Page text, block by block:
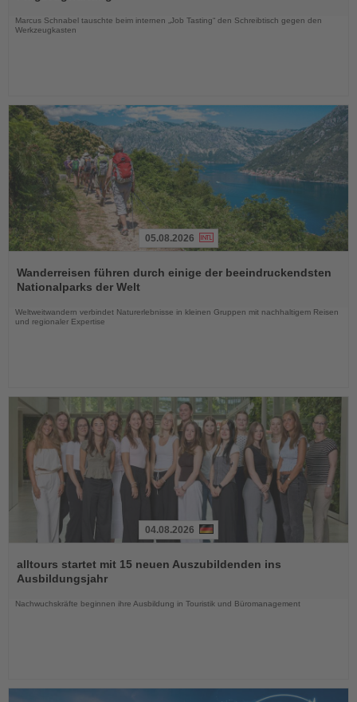
Nachrichten
Marcus Schnabel tauschte beim internen „Job Tasting“ den Schreibtisch gegen den
Werkzeugkasten
Sie
die
Nachrichten
05.08.2026
Wanderreisen führen durch einige der beeindruckendsten
Nationalparks der Welt
Weltweitwandern verbindet Naturerlebnisse in kleinen Gruppen mit nachhaltigem Reisen
und regionaler Expertise
Sie
die
04.08.2026
alltours startet mit 15 neuen Auszubildenden ins
Ausbildungsjahr
Nachwuchskräfte beginnen ihre Ausbildung in Touristik und Büromanagement